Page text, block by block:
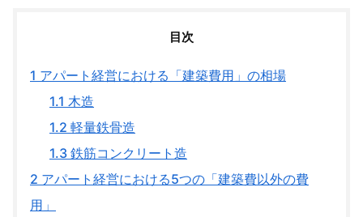
目次
1 アパート経営における「建築費用」の相場
1.1 木造
1.2 軽量鉄骨造
1.3 鉄筋コンクリート造
2 アパート経営における5つの「建築費以外の費
用」